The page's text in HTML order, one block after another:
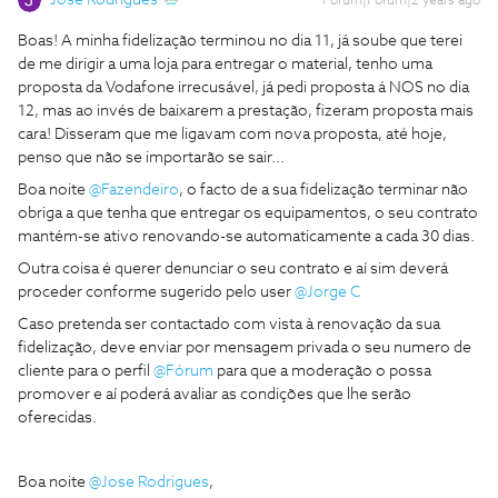
Boas! A minha fidelização terminou no dia 11, já soube que terei
de me dirigir a uma loja para entregar o material, tenho uma
proposta da Vodafone irrecusável, já pedi proposta á NOS no dia
12, mas ao invés de baixarem a prestação, fizeram proposta mais
cara! Disseram que me ligavam com nova proposta, até hoje,
penso que não se importarão se sair...
Boa noite @Fazendeiro, o facto de a sua fidelização terminar não
obriga a que tenha que entregar os equipamentos, o seu contrato
mantém-se ativo renovando-se automaticamente a cada 30 dias.
Outra coisa é querer denunciar o seu contrato e aí sim deverá
proceder conforme sugerido pelo user @Jorge C
Caso pretenda ser contactado com vista à renovação da sua
fidelização, deve enviar por mensagem privada o seu numero de
cliente para o perfil @Fórum para que a moderação o possa
promover e aí poderá avaliar as condições que lhe serão
oferecidas.
Boa noite @Jose Rodrigues,